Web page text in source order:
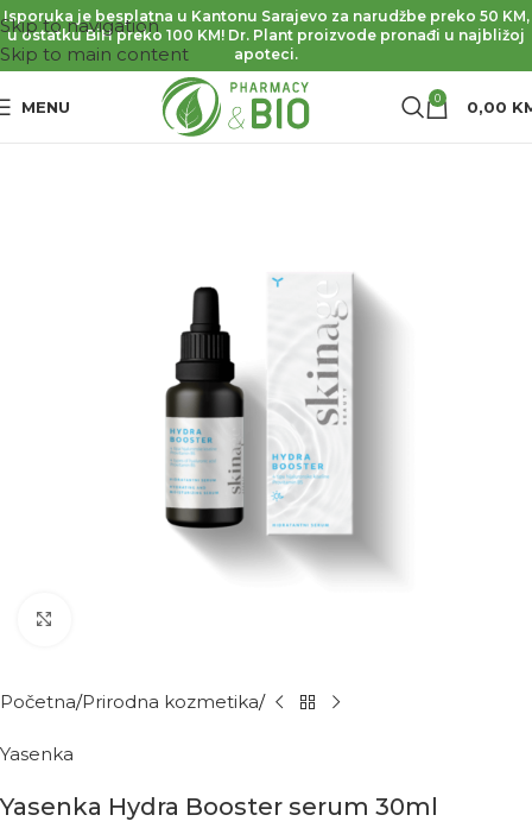
Skip to navigation
Skip to main content
Isporuka je besplatna u Kantonu Sarajevo za narudžbe preko 50 KM,
u ostatku BiH preko 100 KM! Dr. Plant proizvode pronađi u najbližoj
apoteci.
MENU 0 0,00
Početna Prirodna kozmetika
Yasenka
Yasenka Hydra Booster serum 30ml